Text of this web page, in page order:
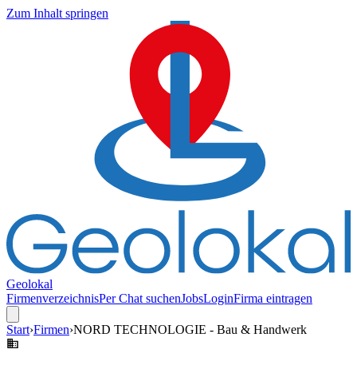
Zum Inhalt springen
Geolokal
FirmenverzeichnisPer Chat suchenJobsLoginFirma eintragen
Start›Firmen›NORD TECHNOLOGIE - Bau & Handwerk